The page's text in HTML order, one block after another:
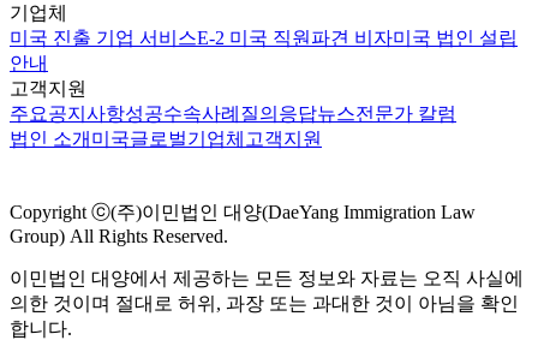
기업체
미국 진출 기업 서비스E-2 미국 직원파견 비자미국 법인 설립
안내
고객지원
주요공지사항성공수속사례 질의응답뉴스전문가 칼럼
법인 소개 미국글로벌기업체 고객지원
Copyright ⓒ(주)이민법인 대양(DaeYang Immigration Law
Group) All Rights Reserved.
이민법인 대양에서 제공하는 모든 정보와 자료는 오직 사실에
의한 것이며 절대로 허위, 과장 또는 과대한 것이 아님을 확인
합니다.